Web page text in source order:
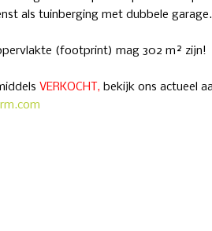
als tuinberging met dubbele garage.
(footprint) mag 302 m² zijn!
VERKOCHT, bekijk ons actueel